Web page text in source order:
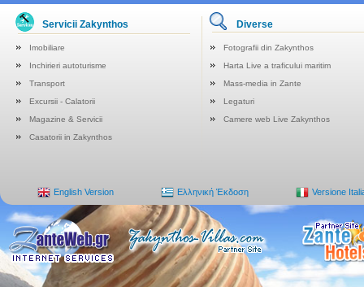
Servicii Zakynthos Diverse
Imobiliare
Fotografii din Zakynthos
Inchirieri autoturisme
Harta Live a traficului maritim
Transport
Mass-media in Zante
Excursii - Calatorii
Legaturi
Magazine & Servicii
Camere web Live Zakynthos
Casatorii in Zakynthos
English Version Ελληνική Έκδοση Versione